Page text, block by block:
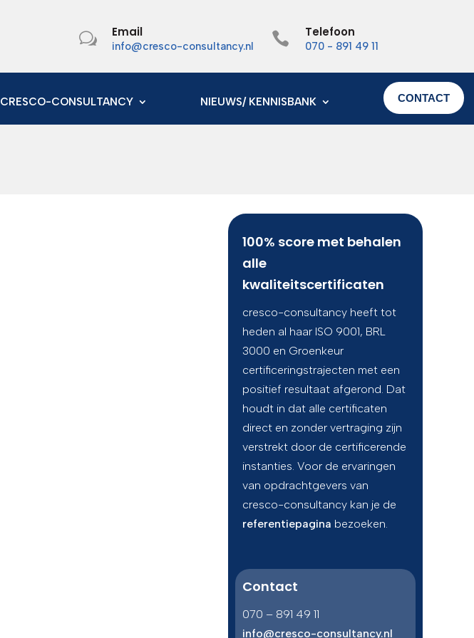
w Email
info@cresco-consultancy.nl  Telefoon
070 - 891 49 11
CRESCO-CONSULTANCY NIEUWS/ KENNISBANK CONTACT
100% score met behalen
alle
kwaliteitscertificaten
cresco-consultancy heeft tot
heden al haar ISO 9001, BRL
3000 en Groenkeur
certificeringstrajecten met een
positief resultaat afgerond. Dat
houdt in dat alle certificaten
direct en zonder vertraging zijn
verstrekt door de certificerende
instanties. Voor de ervaringen
van opdrachtgevers van
cresco-consultancy kan je de
referentiepagina bezoeken.
Contact
070 – 891 49 11
info@cresco-consultancy.nl